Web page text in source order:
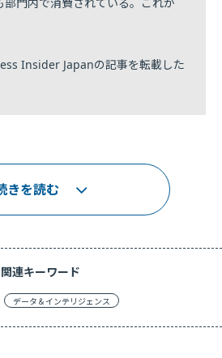
Insider Japanの記事を転載した
きを読む
関連キーワード
データ＆インテリジェンス